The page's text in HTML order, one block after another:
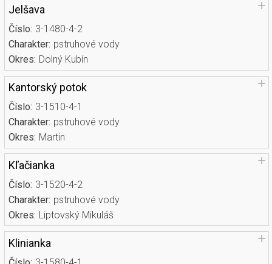
Jelšava
Číslo: 3-1480-4-2
Charakter: pstruhové vody
Okres: Dolný Kubín
Kantorský potok
Číslo: 3-1510-4-1
Charakter: pstruhové vody
Okres: Martin
Kľačianka
Číslo: 3-1520-4-2
Charakter: pstruhové vody
Okres: Liptovský Mikuláš
Klinianka